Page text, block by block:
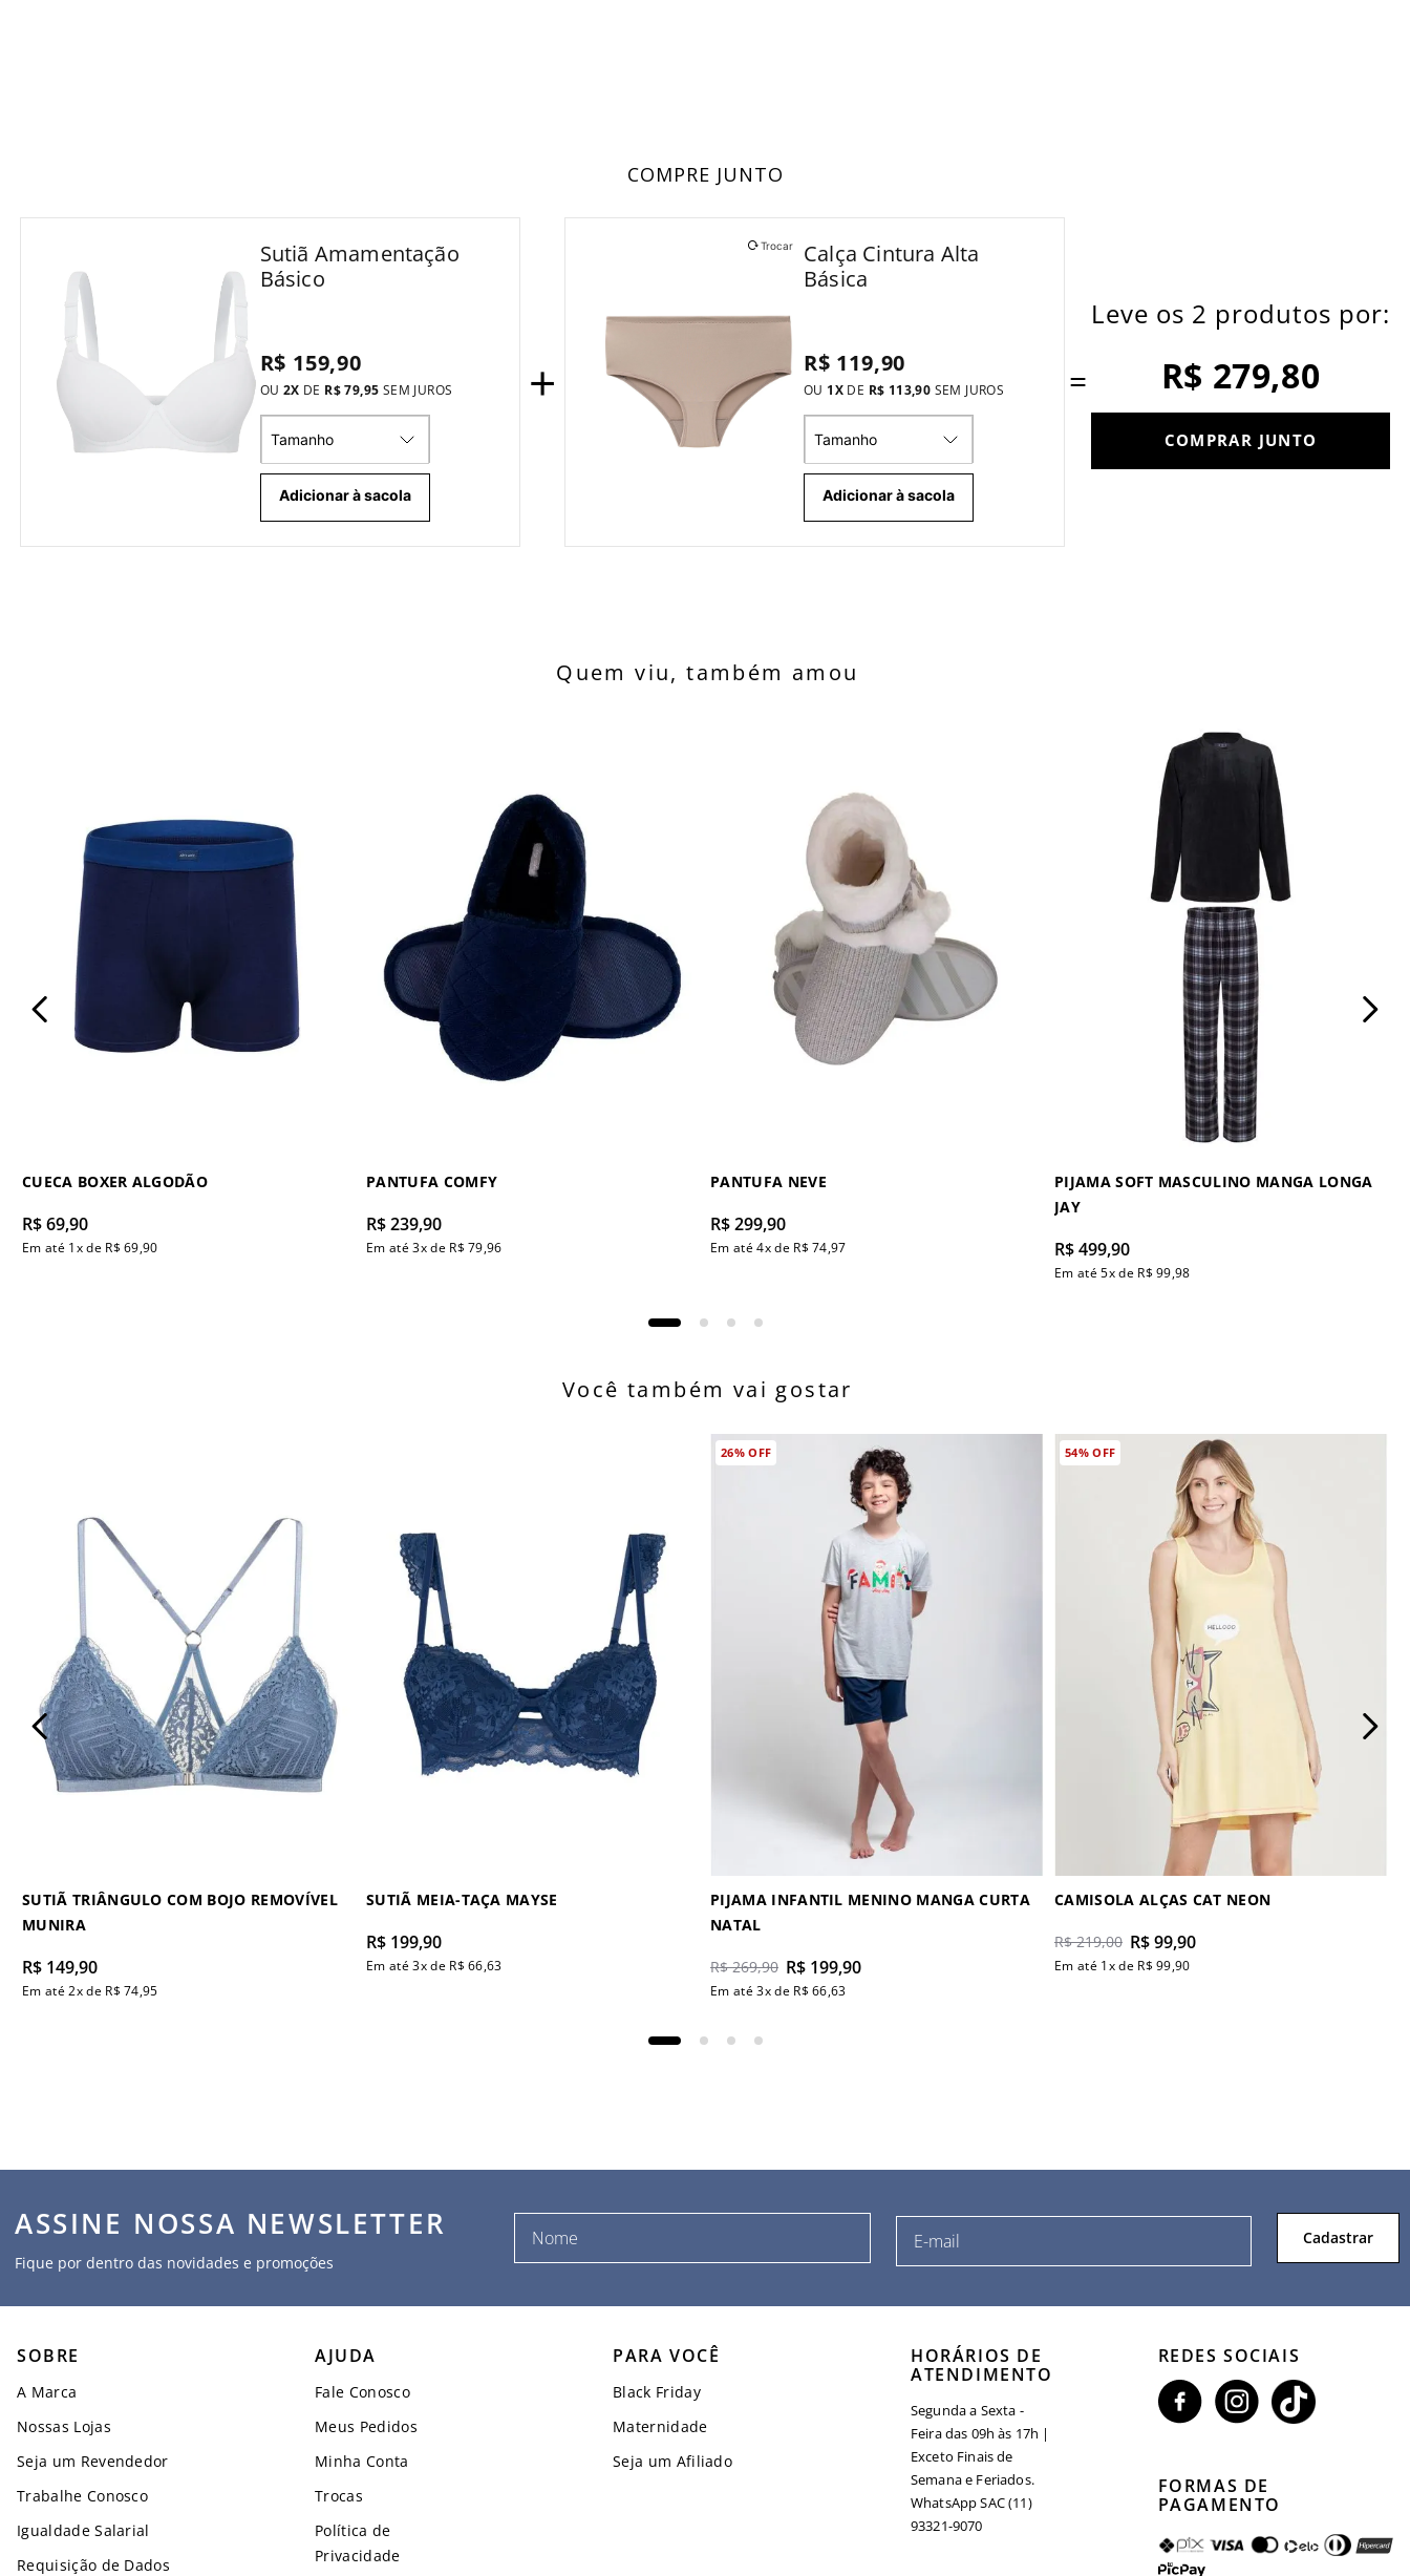
COMPRE JUNTO
Sutiã Amamentação
Básico
R$ 159,90
OU 2X DE R$ 79,95 SEM JUROS
Tamanho
Adicionar à sacola
+
Trocar
Calça Cintura Alta
Básica
R$ 119,90
OU 1X DE R$ 113,90 SEM JUROS
Tamanho
Adicionar à sacola
=
Leve os 2 produtos por:
R$ 279,80
COMPRAR JUNTO
Quem viu, também amou
CUECA BOXER ALGODÃO
R$69,90
Em até 1x de R$ 69,90
PANTUFA COMFY
R$239,90
Em até3x de R$ 79,96
PANTUFA NEVE
R$299,90
Em até4x de R$ 74,97
PIJAMA SOFT MASCULINO MANGA LONGA
JAY
R$499,90
Em até5x de R$ 99,98
Você também vai gostar
SUTIÃ TRIÂNGULO COM BOJO REMOVÍVEL
MUNIRA
R$ 149,90
Em até2x de R$ 74,95
SUTIÃ MEIA-TAÇA MAYSE
R$ 199,90
Em até3x de R$ 66,63
26%OFF
PIJAMA INFANTIL MENINO MANGA CURTA
NATAL
R$ 269,90 R$ 199,90
Em até3x de R$ 66,63
54%OFF
CAMISOLA ALÇAS CAT NEON
R$ 219,00 R$99,90
Em até 1x de R$ 99,90
ASSINE NOSSA NEWSLETTER
Fique por dentro das novidades e promoções
Cadastrar
SOBRE
A Marca
Nossas Lojas
Seja um Revendedor
Trabalhe Conosco
Igualdade Salarial
Requisição de Dados
AJUDA
Fale Conosco
Meus Pedidos
Minha Conta
Trocas
Política de
Privacidade
PARA VOCÊ
Black Friday
Maternidade
Seja um Afiliado
HORÁRIOS DE
ATENDIMENTO
Segunda a Sexta -
Feira das 09h às 17h |
Exceto Finais de
Semana e Feriados.
WhatsApp SAC (11)
93321-9070
REDES SOCIAIS
FORMAS DE
PAGAMENTO